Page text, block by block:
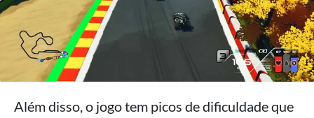
Além disso, o jogo tem picos de dificuldade que